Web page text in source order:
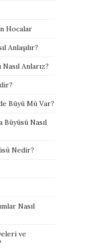
Hocalar
Anlaşılır?
Anlarız?
Büyü Mü Var?
Büyüsü Nasıl
Nedir?
Nasıl
ve